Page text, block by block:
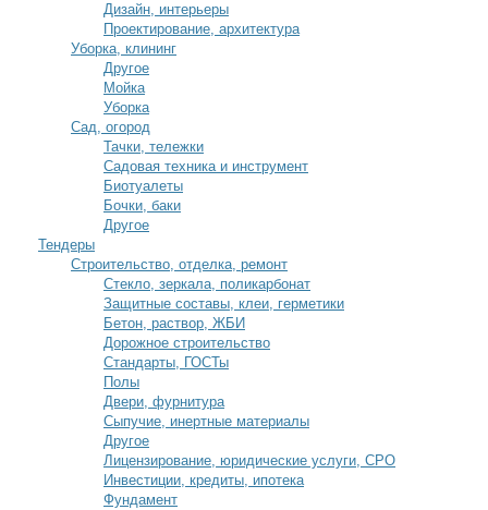
Дизайн, интерьеры
Проектирование, архитектура
Уборка, клининг
Другое
Мойка
Уборка
Сад, огород
Тачки, тележки
Садовая техника и инструмент
Биотуалеты
Бочки, баки
Другое
Тендеры
Строительство, отделка, ремонт
Стекло, зеркала, поликарбонат
Защитные составы, клеи, герметики
Бетон, раствор, ЖБИ
Дорожное строительство
Стандарты, ГОСТы
Полы
Двери, фурнитура
Сыпучие, инертные материалы
Другое
Лицензирование, юридические услуги, СРО
Инвестиции, кредиты, ипотека
Фундамент